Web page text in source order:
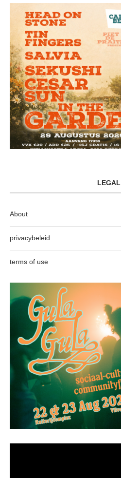
LEGAL
About
privacybeleid
terms of use